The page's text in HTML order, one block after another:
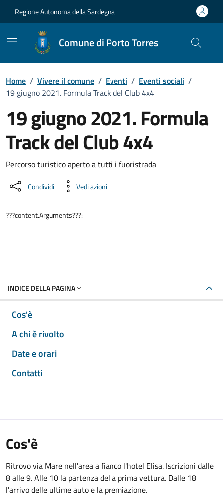
Regione Autonoma della Sardegna
Comune di Porto Torres
Home / Vivere il comune / Eventi / Eventi sociali /
19 giugno 2021. Formula Track del Club 4x4
19 giugno 2021. Formula
Track del Club 4x4
Dettaglio dell'evento
Percorso turistico aperto a tutti i fuoristrada
Condividi Vedi azioni
???content.Arguments???:
INDICE DELLA PAGINA
Cos'è
A chi è rivolto
Date e orari
Contatti
Cos'è
Ritrovo via Mare nell'area a fianco l'hotel Elisa. Iscrizioni dalle
8 alle 9. Alle 10 la partenza della prima vettura. Dalle 18
l'arrivo delle ultime auto e la premiazione.